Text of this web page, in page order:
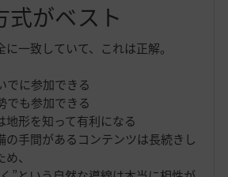
式がベスト
一致していて、これは正解。
でに参加できる
でも参加できる
地形を知って有利になる
の手間があるコンテンツは長続きし
、